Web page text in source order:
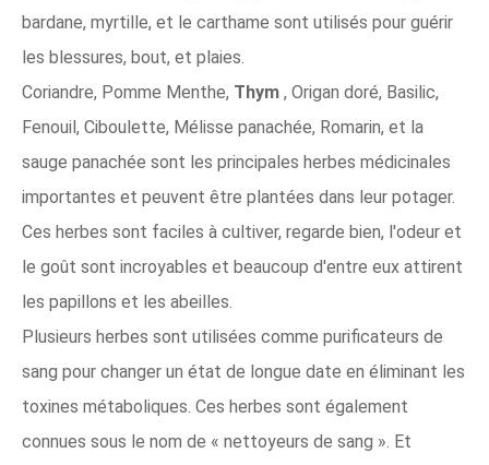
bardane, myrtille, et le carthame sont utilisés pour guérir
les blessures, bout, et plaies.
Coriandre, Pomme Menthe, Thym , Origan doré, Basilic,
Fenouil, Ciboulette, Mélisse panachée, Romarin, et la
sauge panachée sont les principales herbes médicinales
importantes et peuvent être plantées dans leur potager.
Ces herbes sont faciles à cultiver, regarde bien, l'odeur et
le goût sont incroyables et beaucoup d'entre eux attirent
les papillons et les abeilles.
Plusieurs herbes sont utilisées comme purificateurs de
sang pour changer un état de longue date en éliminant les
toxines métaboliques. Ces herbes sont également
connues sous le nom de « nettoyeurs de sang ». Et